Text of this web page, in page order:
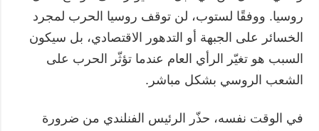
روسيا. ووفقًا لستوب، لن توقف روسيا الحرب لمجرد
الخسائر على الجبهة أو التدهور الاقتصادي، بل سيكون
السبب هو تغيّر الرأي العام عندما تؤثّر الحرب على
الشعب الروسي بشكل مباشر.
في الوقت نفسه، حذّر الرئيس الفنلندي من ضرورة